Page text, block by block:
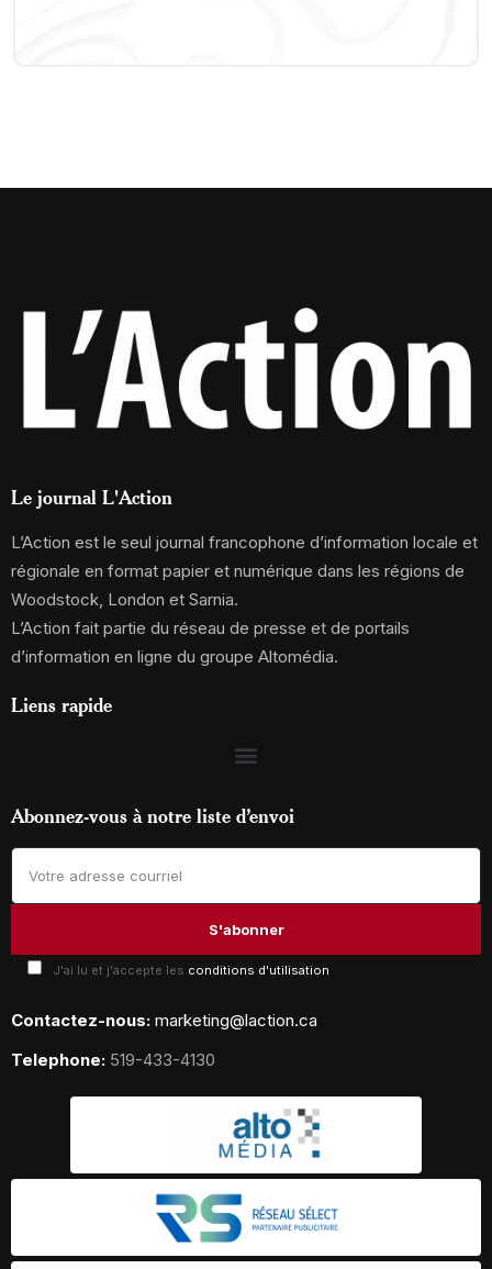
Le journal L'Action
L’Action est le seul journal francophone d’information locale et
régionale en format papier et numérique dans les régions de
Woodstock, London et Sarnia.
L’Action fait partie du réseau de presse et de portails
d’information en ligne du groupe Altomédia.
Liens rapide
Abonnez-vous à notre liste d’envoi
J'ai lu et j'accepte les conditions d'utilisation
Contactez-nous: marketing@laction.ca
Telephone: 519-433-4130